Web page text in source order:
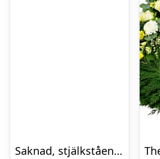
Saknad, stjälkstående bukett